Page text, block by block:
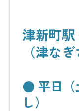
津新町
（津な
● 平日（
し）